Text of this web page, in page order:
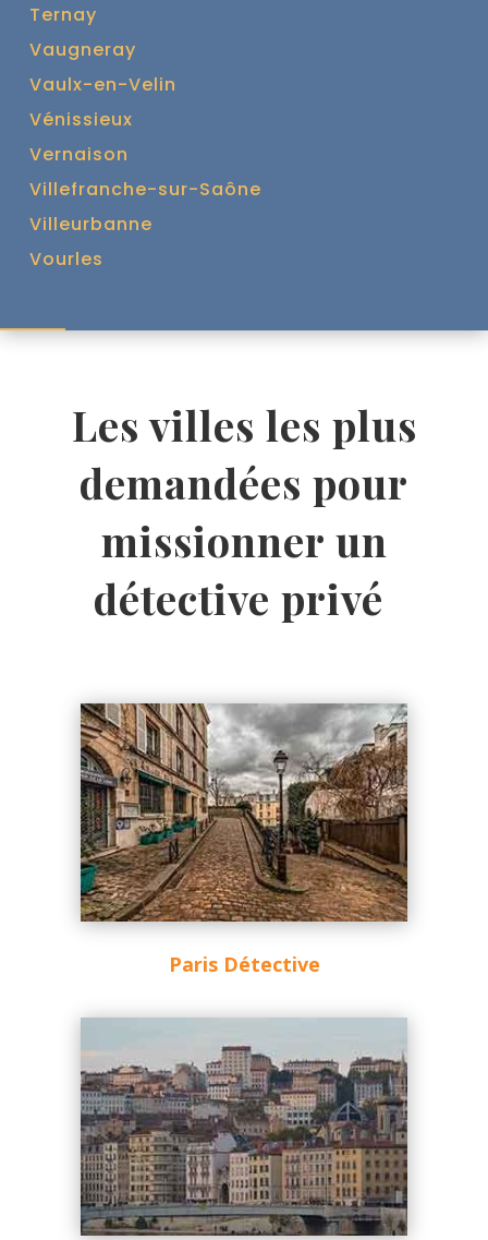
Ternay
Vaugneray
Vaulx-en-Velin
Vénissieux
Vernaison
Villefranche-sur-Saône
Villeurbanne
Vourles
Les villes les plus
demandées pour
missionner un
détective privé
Paris Détective